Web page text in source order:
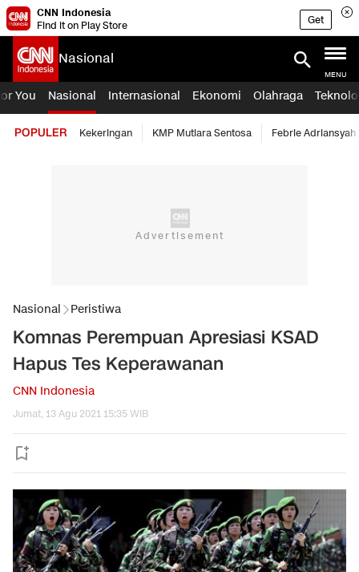
CNN Indonesia
Find it on Play Store
Get
Nasional
MENU
You Nasional Internasional Ekonomi Olahraga
POPULER Kekeringan KMP Mutiara Sentosa Febrie Adriansyah
Nasional Peristiwa
Komnas Perempuan Apresiasi KSAD
Hapus Tes Keperawanan
CNN Indonesia
Jumat, 13 Agu 2021 15:35 WIB